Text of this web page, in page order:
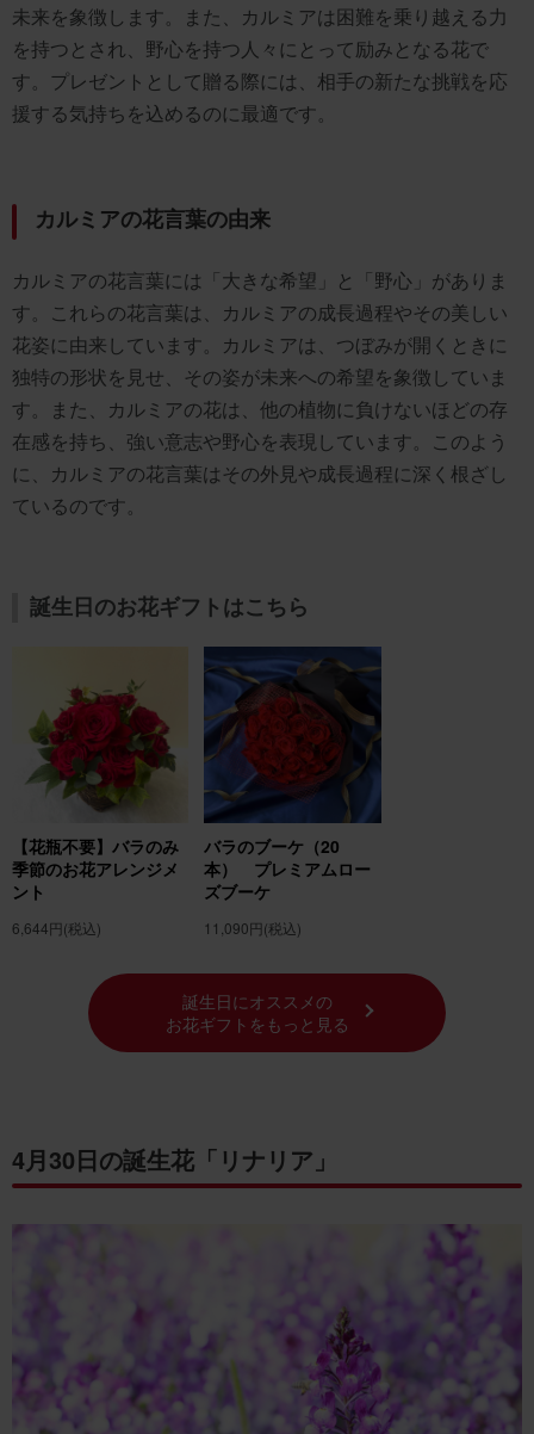
未来を象徴します。また、カルミアは困難を乗り越える力
を持つとされ、野心を持つ人々にとって励みとなる花で
す。プレゼントとして贈る際には、相手の新たな挑戦を応
援する気持ちを込めるのに最適です。
カルミアの花言葉の由来
カルミアの花言葉には「大きな希望」と「野心」がありま
す。これらの花言葉は、カルミアの成長過程やその美しい
花姿に由来しています。カルミアは、つぼみが開くときに
独特の形状を見せ、その姿が未来への希望を象徴していま
す。また、カルミアの花は、他の植物に負けないほどの存
在感を持ち、強い意志や野心を表現しています。このよう
に、カルミアの花言葉はその外見や成長過程に深く根ざし
ているのです。
誕生日のお花ギフトはこちら
【花瓶不要】バラのみ
季節のお花アレンジメ
ント
6,644円(税込)
バラのブーケ（20
本） プレミアムロー
ズブーケ
11,090円(税込)
誕生日にオススメの
お花ギフトをもっと見る
4月30日の誕生花「リナリア」